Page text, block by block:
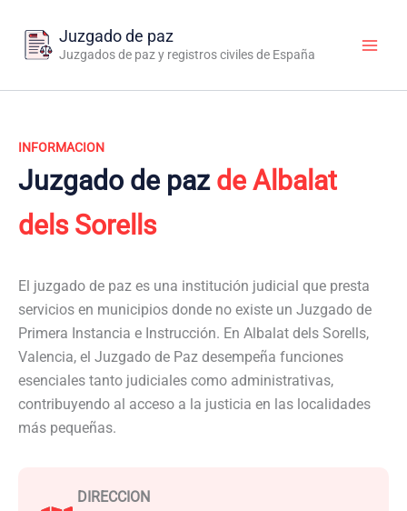
contenido
Juzgado de paz
Juzgados de paz y registros civiles de España
INFORMACION
Juzgado de paz de Albalat
dels Sorells
El juzgado de paz es una institución judicial que presta
servicios en municipios donde no existe un Juzgado de
Primera Instancia e Instrucción. En Albalat dels Sorells,
Valencia, el Juzgado de Paz desempeña funciones
esenciales tanto judiciales como administrativas,
contribuyendo al acceso a la justicia en las localidades
más pequeñas.
DIRECCION